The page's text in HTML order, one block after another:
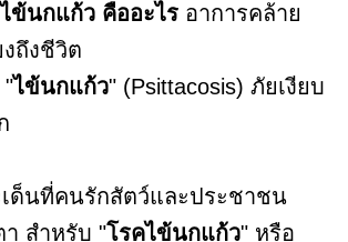
ไข้นกแก้ว คืออะไร อาการคล้าย
ถึงชีวิต
"ไข้นกแก้ว" (Psittacosis) ภัยเงียบ
เด็นที่คนรักสัตว์และประชาชน
สำหรับ "โรคไข้นกแก้ว" หรือ